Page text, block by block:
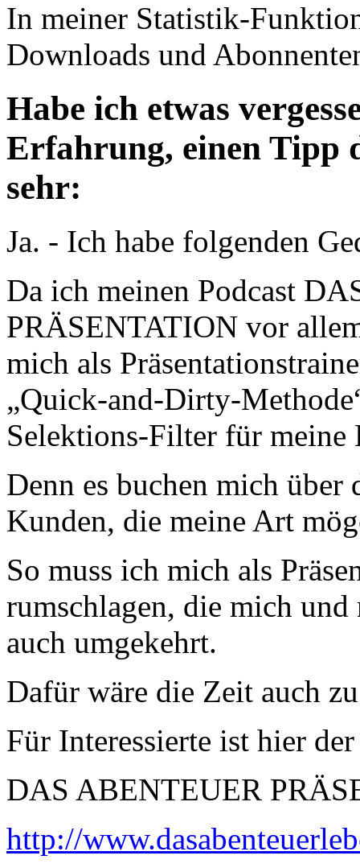
In meiner Statistik-
Downloads und
Habe ich etwas
Erfahrung, einen Tipp
sehr:
Ja. - Ich habe folgenden
Da ich meinen Podcast
PRÄSENTATION vor
mich als
„Quick-and-Dirty-
Selektions-Filter für meine
Denn es buchen mich über
Kunden, die meine Art
So muss ich mich als
rumschlagen, die mich
auch umgekehrt.
Dafür wäre die Zeit auch
Für Interessierte ist hier
DAS ABENTEUER
http://